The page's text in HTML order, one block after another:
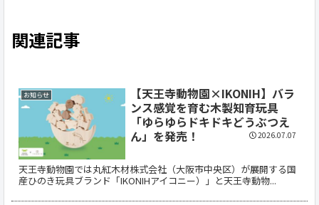
関連記事
お知らせ
【天王寺動物園×IKONIH】バラ
ンス感覚を育む木製知育玩具
「ゆらゆらドキドキどうぶつえ
ん」を発売！
天王寺動物園では丸紅木材株式会社（大阪市中央区）が展開する国
産ひのき玩具ブランド「IKONIHアイコニー）」と天王寺動物...
2026.07.07